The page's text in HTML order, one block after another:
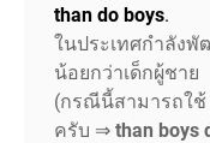
than do boys.
ในประเทศกำลัง
น้อยกว่าเด็กผู้ชาย
(กรณีนี้สามารถใช้
ครับ ⇒ than boys